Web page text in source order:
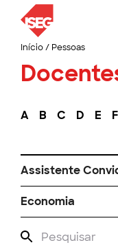
Início/ Pessoas
A B C D E F
Assistente
Economia